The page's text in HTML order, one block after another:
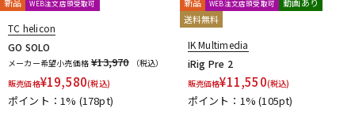
WEB注文店頭受取可
TC helicon
GO SOLO
メーカー希望小売価格 ¥13,970
（税込）
販売価格¥19,580(税込)
ポイント：1% (178pt)
WEB注文店頭受取可
送料無料
IK Multimedia
iRig Pre 2
販売価格¥11,550(税込)
ポイント：1%(105pt)